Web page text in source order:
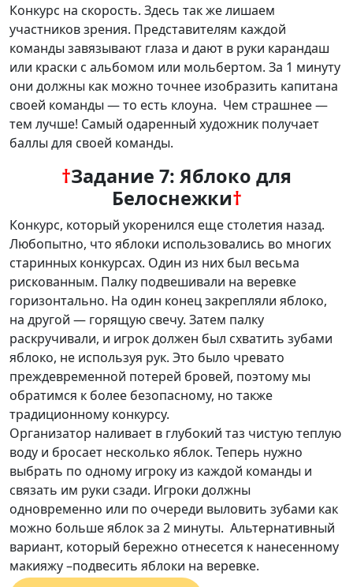
Конкурс на скорость. Здесь так же лишаем
участников зрения. Представителям каждой
команды завязывают глаза и дают в руки карандаш
или краски с альбомом или мольбертом. За 1 минуту
они должны как можно точнее изобразить капитана
своей команды — то есть клоуна. Чем страшнее —
тем лучше! Самый одаренный художник получает
баллы для своей команды.
†Задание 7: Яблоко для
Белоснежки†
Конкурс, который укоренился еще столетия назад.
Любопытно, что яблоки использовались во многих
старинных конкурсах. Один из них был весьма
рискованным. Палку подвешивали на веревке
горизонтально. На один конец закрепляли яблоко,
на другой — горящую свечу. Затем палку
раскручивали, и игрок должен был схватить зубами
яблоко, не используя рук. Это было чревато
преждевременной потерей бровей, поэтому мы
обратимся к более безопасному, но также
традиционному конкурсу.
Организатор наливает в глубокий таз чистую теплую
воду и бросает несколько яблок. Теперь нужно
выбрать по одному игроку из каждой команды и
связать им руки сзади. Игроки должны
одновременно или по очереди выловить зубами как
можно больше яблок за 2 минуты. Альтернативный
вариант, который бережно отнесется к нанесенному
макияжу –подвесить яблоки на веревке.